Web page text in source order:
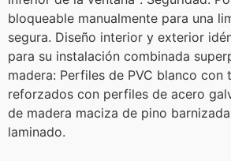
bloqueable manualmente para una
segura. Diseño interior y exterior
para su instalación combinada
madera: Perfiles de PVC blanco con
reforzados con perfiles de acero
de madera maciza de pino
laminado.